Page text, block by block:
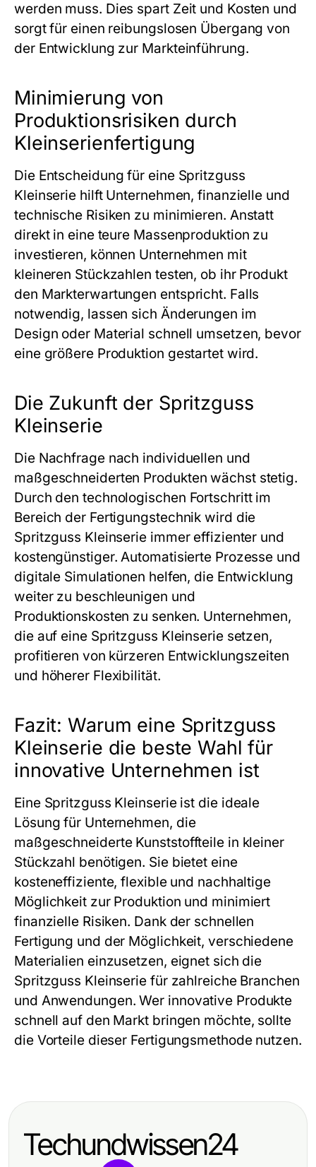
werden muss. Dies spart Zeit und Kosten und
sorgt für einen reibungslosen Übergang von
der Entwicklung zur Markteinführung.
Minimierung von
Produktionsrisiken durch
Kleinserienfertigung
Die Entscheidung für eine Spritzguss
Kleinserie hilft Unternehmen, finanzielle und
technische Risiken zu minimieren. Anstatt
direkt in eine teure Massenproduktion zu
investieren, können Unternehmen mit
kleineren Stückzahlen testen, ob ihr Produkt
den Markterwartungen entspricht. Falls
notwendig, lassen sich Änderungen im
Design oder Material schnell umsetzen, bevor
eine größere Produktion gestartet wird.
Die Zukunft der Spritzguss
Kleinserie
Die Nachfrage nach individuellen und
maßgeschneiderten Produkten wächst stetig.
Durch den technologischen Fortschritt im
Bereich der Fertigungstechnik wird die
Spritzguss Kleinserie immer effizienter und
kostengünstiger. Automatisierte Prozesse und
digitale Simulationen helfen, die Entwicklung
weiter zu beschleunigen und
Produktionskosten zu senken. Unternehmen,
die auf eine Spritzguss Kleinseriesetzen,
profitieren von kürzeren Entwicklungszeiten
und höherer Flexibilität.
Fazit: Warum eine Spritzguss
Kleinserie die beste Wahl für
innovative Unternehmen ist
Eine Spritzguss Kleinserieist die ideale
Lösung für Unternehmen, die
maßgeschneiderte Kunststoffteile in kleiner
Stückzahl benötigen. Sie bietet eine
kosteneffiziente, flexible und nachhaltige
Möglichkeit zur Produktion und minimiert
finanzielle Risiken. Dank der schnellen
Fertigung und der Möglichkeit, verschiedene
Materialien einzusetzen, eignet sich die
Spritzguss Kleinserie für zahlreiche Branchen
und Anwendungen. Wer innovative Produkte
schnell auf den Markt bringen möchte, sollte
die Vorteile dieser Fertigungsmethode nutzen.
Techundwissen24